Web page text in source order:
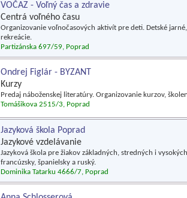
VOČAZ - Voľný čas a zdravie
Centrá voľného času
Organizovanie voľnočasových aktivít pre deti. Detské
rekreácie.
Partizánska 697/59, Poprad
Ondrej Figlár - BYZANT
Kurzy
Predaj náboženskej literatúry. Organizovanie kurzov,
Tomášikova 2515/3, Poprad
Jazyková škola Poprad
Jazykové vzdelávanie
Jazyková škola pre žiakov základných, stredných i
francúzsky, španielsky a ruský.
Dominika Tatarku 4666/7, Poprad